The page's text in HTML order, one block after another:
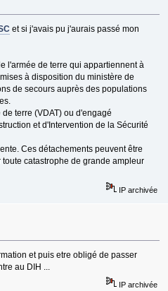
et si j'avais pu j'aurais passé mon
l'armée de terre qui appartiennent à
à disposition du ministère de
de secours auprès des populations
terre (VDAT) ou d'engagé
et d'Intervention de la Sécurité
Ces détachements peuvent être
catastrophe de grande ampleur
IP archivée
et puis etre obligé de passer
au DIH ...
IP archivée